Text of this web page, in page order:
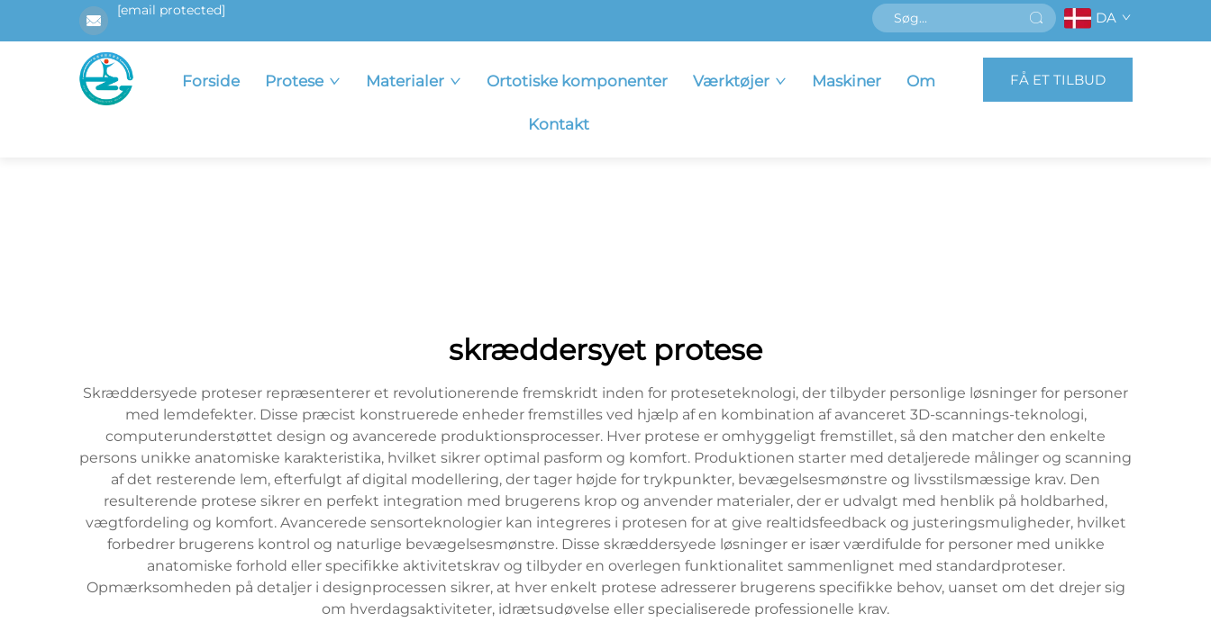
[email protected] DA
Forside Protese Materialer Ortotiske komponenter Værktøjer Maskiner Om
Kontakt
FÅ ET TILBUD
skræddersyet protese
Skræddersyede proteser repræsenterer et revolutionerende fremskridt inden for proteseteknologi, der tilbyder personlige løsninger for personer
med lemdefekter. Disse præcist konstruerede enheder fremstilles ved hjælp af en kombination af avanceret 3D-scannings-teknologi,
computerunderstøttet design og avancerede produktionsprocesser. Hver protese er omhyggeligt fremstillet, så den matcher den enkelte
persons unikke anatomiske karakteristika, hvilket sikrer optimal pasform og komfort. Produktionen starter med detaljerede målinger og scanning
af det resterende lem, efterfulgt af digital modellering, der tager højde for trykpunkter, bevægelsesmønstre og livsstilsmæssige krav. Den
resulterende protese sikrer en perfekt integration med brugerens krop og anvender materialer, der er udvalgt med henblik på holdbarhed,
vægtfordeling og komfort. Avancerede sensorteknologier kan integreres i protesen for at give realtidsfeedback og justeringsmuligheder, hvilket
forbedrer brugerens kontrol og naturlige bevægelsesmønstre. Disse skræddersyede løsninger er især værdifulde for personer med unikke
anatomiske forhold eller specifikke aktivitetskrav og tilbyder en overlegen funktionalitet sammenlignet med standardproteser.
Opmærksomheden på detaljer i designprocessen sikrer, at hver enkelt protese adresserer brugerens specifikke behov, uanset om det drejer sig
om hverdagsaktiviteter, idrætsudøvelse eller specialiserede professionelle krav.